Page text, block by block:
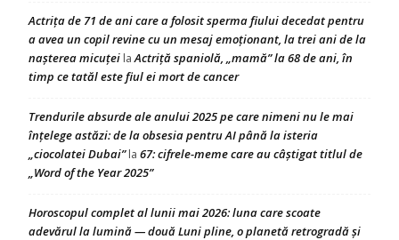
Actrița de 71 de ani care a folosit sperma fiului decedat pentru
a avea un copil revine cu un mesaj emoționant, la trei ani de la
nașterea micuței laActriță spaniolă, „mamă” la 68 de ani, în
timp ce tatăl este fiul ei mort de cancer
Trendurile absurde ale anului 2025 pe care nimeni nu le mai
înțelege astăzi: de la obsesia pentru AI până la isteria
„ciocolatei Dubai”la 67: cifrele-meme care au câștigat titlul de
„Word of the Year 2025”
Horoscopul complet al lunii mai 2026: luna care scoate
adevărul la lumină — două Luni pline, o planetă retrogradă și